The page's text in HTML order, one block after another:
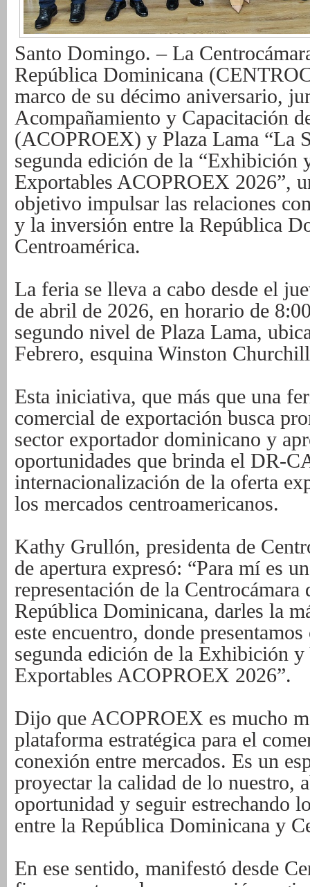
Santo Domingo. – La
República Dominicana
marco de su décimo aniversario,
Acompañamiento y Capacitación
(ACOPROEX) y Plaza Lama “La
segunda edición de la “Exhibición
Exportables ACOPROEX 2026”,
objetivo impulsar las relaciones
y la inversión entre la República
Centroamérica.
La feria se lleva a cabo desde el
de abril de 2026, en horario de
segundo nivel de Plaza Lama,
Febrero, esquina Winston
Esta iniciativa, que más que una
comercial de exportación busca
sector exportador dominicano y
oportunidades que brinda el DR-
internacionalización de la oferta
los mercados centroamericanos.
Kathy Grullón, presidenta de
de apertura expresó: “Para mí es
representación de la Centrocámara
República Dominicana, darles la
este encuentro, donde
segunda edición de la Exhibición y
Exportables ACOPROEX 2026”.
Dijo que ACOPROEX es mucho
plataforma estratégica para el
conexión entre mercados. Es un
proyectar la calidad de lo nuestro,
oportunidad y seguir estrechando
entre la República Dominicana y
En ese sentido, manifestó desde